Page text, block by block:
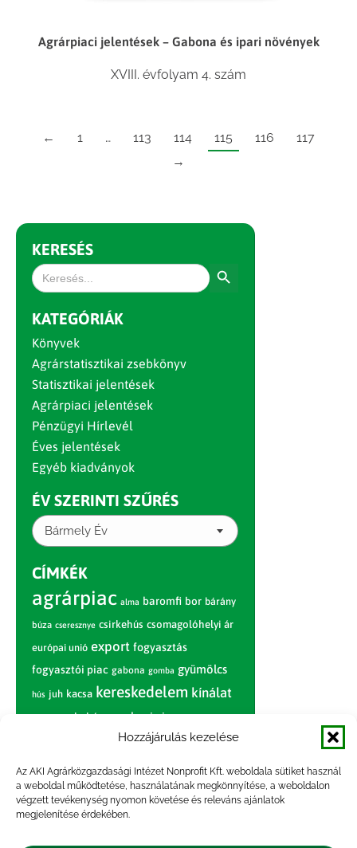
Hozzájárulás kezelése
Az AKI Agrárközgazdasági Intézet Nonprofit Kft. weboldala sütiket használ
a weboldal működtetése, használatának megkönnyítése, a weboldalon
végzett tevékenység nyomon követése és releváns ajánlatok
megjelenítése érdekében.
Agrárpiaci jelentések – Gabona és ipari növények
XVIII. évfolyam 4. szám
← 1 … 113 114 115 116
117
→
KERESÉS
Search
for:
KATEGÓRIÁK
Könyvek
Agrárstatisztikai zsebkönyv
Statisztikai jelentések
Agrárpiaci jelentések
Pénzügyi Hírlevél
Éves jelentések
Egyéb kiadványok
ÉV SZERINTI SZŰRÉS
Bármely Év
CÍMKÉK
agrárpiac alma baromfi bor bárány
búza cseresznye csirkehús csomagolóhelyi ár
európai unió export fogyasztás
fogyasztói piac gabona gomba gyümölcs
hús juh kacsa kereskedelem kínálat
körte marhahús nagybani piac narancs
nemzetközi árinformációk
paradicsom piac piaci jelentés
pulyka pulykahús sertés sertéshús
szarvasmarha termelés
termelői